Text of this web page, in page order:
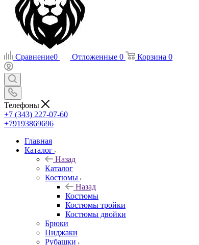
Сравнение0 Отложенные 0 Корзина 0
Телефоны
+7 (343) 227-07-60
+79193869696
Главная
Каталог
Назад
Каталог
Костюмы
Назад
Костюмы
Костюмы тройки
Костюмы двойки
Брюки
Пиджаки
Рубашки